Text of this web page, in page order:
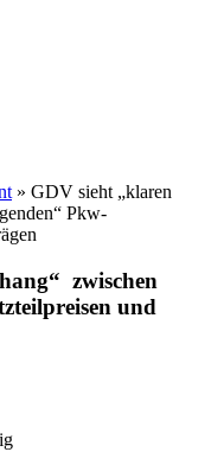
» GDV sieht „klaren
Pkw-
zwischen
und